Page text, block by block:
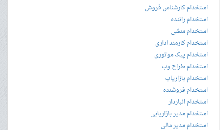
استخدام کارشناس فروش
استخدام راننده
استخدام منشی
استخدام کارمند اداری
استخدام پیک موتوری
استخدام طراح وب
استخدام بازاریاب
استخدام فروشنده
استخدام انباردار
استخدام مدیر بازاریابی
استخدام مدیر مالی